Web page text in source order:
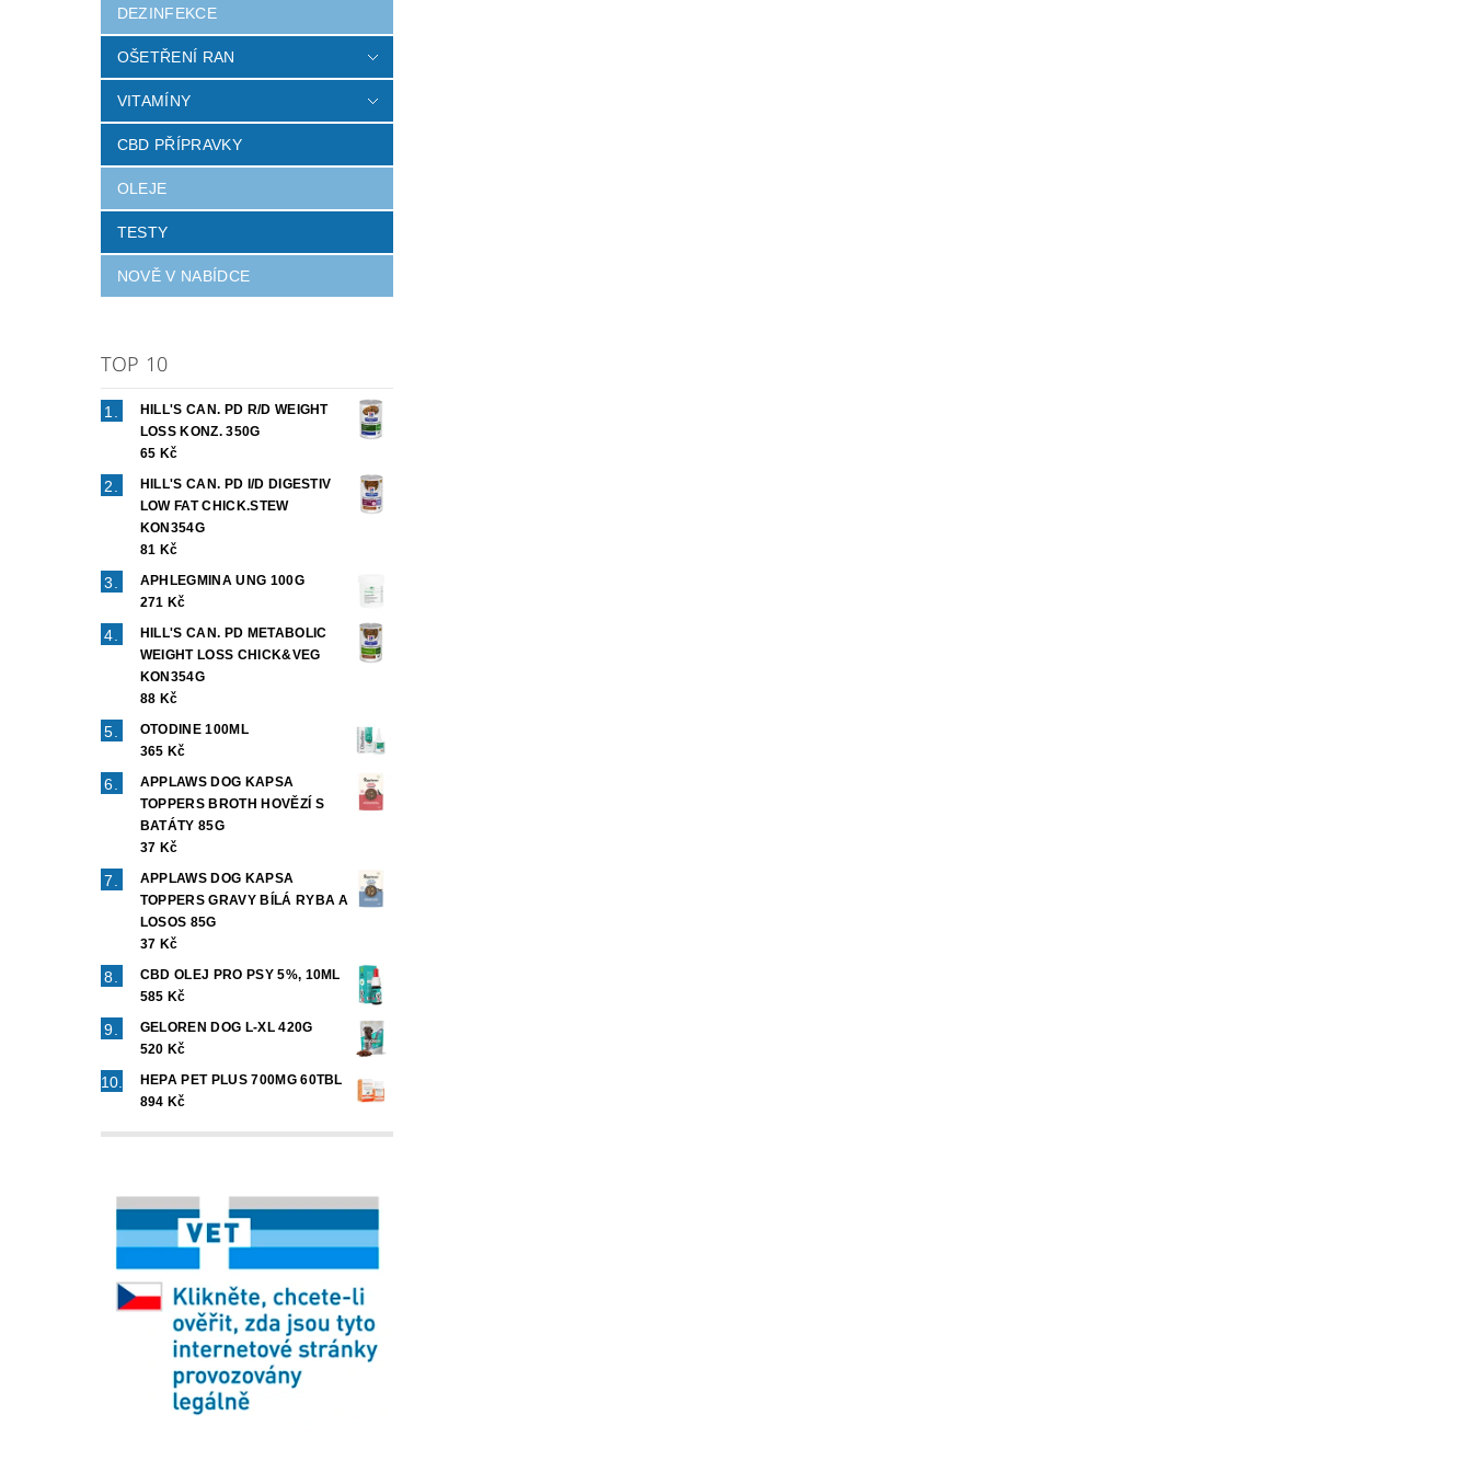
DEZINFEKCE
OŠETŘENÍ RAN
VITAMÍNY
CBD PŘÍPRAVKY
OLEJE
TESTY
NOVĚ V NABÍDCE
TOP 10
HILL'S CAN. PD R/D WEIGHT
LOSS KONZ. 350G
65 Kč
HILL'S CAN. PD I/D DIGESTIV
LOW FAT CHICK.STEW
KON354G
81 Kč
APHLEGMINA UNG 100G
271 Kč
HILL'S CAN. PD METABOLIC
WEIGHT LOSS CHICK&VEG
KON354G
88 Kč
OTODINE 100ML
365 Kč
APPLAWS DOG KAPSA
TOPPERS BROTH HOVĚZÍ S
BATÁTY 85G
37 Kč
APPLAWS DOG KAPSA
TOPPERS GRAVY BÍLÁ RYBA A
LOSOS 85G
37 Kč
CBD OLEJ PRO PSY 5%, 10ML
585 Kč
GELOREN DOG L-XL 420G
520 Kč
HEPA PET PLUS 700MG 60TBL
894 Kč